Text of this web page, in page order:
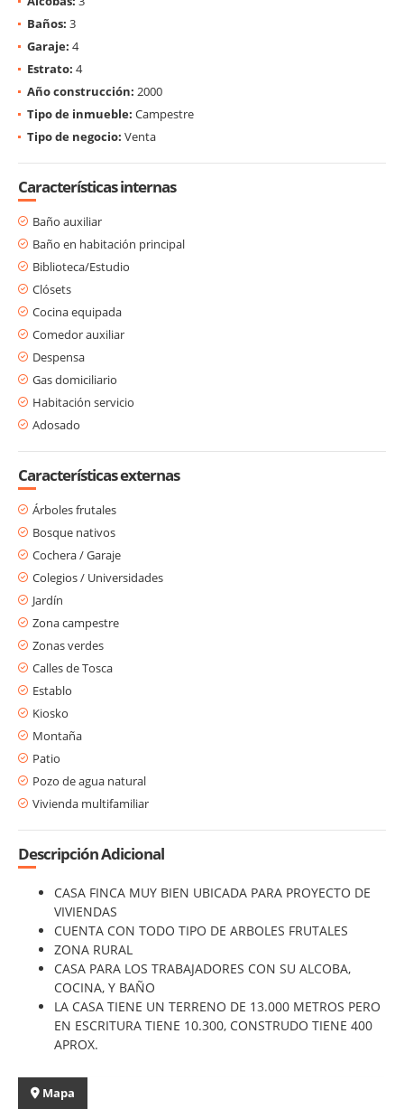
Baños: 3
Garaje: 4
Estrato: 4
Año construcción: 2000
Tipo de inmueble: Campestre
Tipo de negocio: Venta
Características internas
Baño auxiliar
Baño en habitación principal
Biblioteca/Estudio
Clósets
Cocina equipada
Comedor auxiliar
Despensa
Gas domiciliario
Habitación servicio
Adosado
Características externas
Árboles frutales
Bosque nativos
Cochera / Garaje
Colegios / Universidades
Jardín
Zona campestre
Zonas verdes
Calles de Tosca
Establo
Kiosko
Montaña
Patio
Pozo de agua natural
Vivienda multifamiliar
Descripción Adicional
CASA FINCA MUY BIEN UBICADA PARA PROYECTO DE
VIVIENDAS
CUENTA CON TODO TIPO DE ARBOLES FRUTALES
ZONA RURAL
CASA PARA LOS TRABAJADORES CON SU ALCOBA,
COCINA, Y BAÑO
LA CASA TIENE UN TERRENO DE 13.000 METROS PERO
EN ESCRITURA TIENE 10.300, CONSTRUDO TIENE 400
APROX.
Mapa